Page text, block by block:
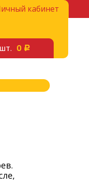
кабинет
шт. 0 c